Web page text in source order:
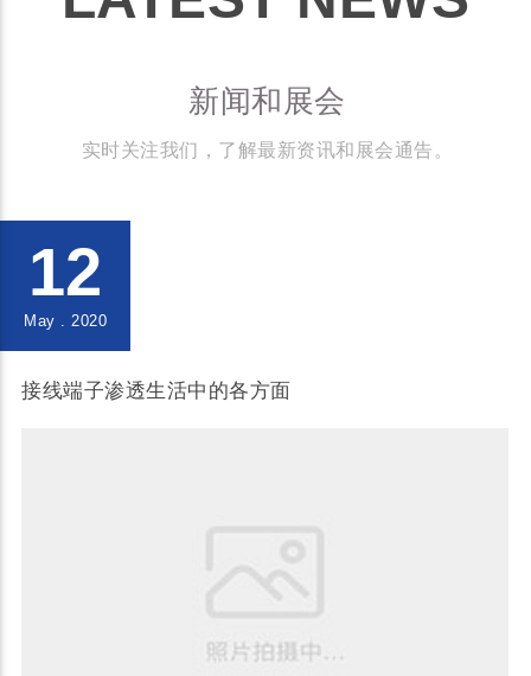
新闻和展会
实时关注我们，了解最新资讯和展会通告。
12
May . 2020
接线端子渗透生活中的各方面